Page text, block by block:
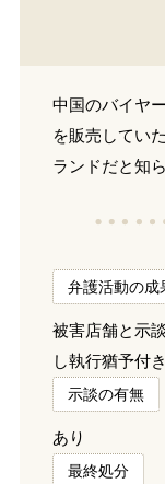
中国のバイヤ
を販売してい
ランドだと知
弁護活動の成
被害店舗と示
し執行猶予付
示談の有無
あり
最終処分